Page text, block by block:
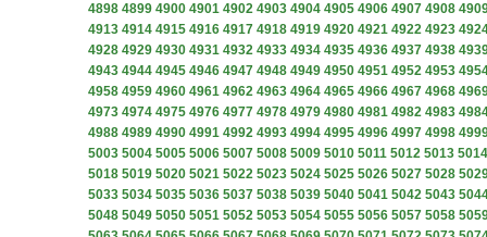
4898 4899 4900 4901 4902 4903 4904 4905 4906 4907 4908
4913 4914 4915 4916 4917 4918 4919 4920 4921 4922 4923
4928 4929 4930 4931 4932 4933 4934 4935 4936 4937 4938
4943 4944 4945 4946 4947 4948 4949 4950 4951 4952 4953
4958 4959 4960 4961 4962 4963 4964 4965 4966 4967 4968
4973 4974 4975 4976 4977 4978 4979 4980 4981 4982 4983
4988 4989 4990 4991 4992 4993 4994 4995 4996 4997 4998
5003 5004 5005 5006 5007 5008 5009 5010 5011 5012 5013 5014
5018 5019 5020 5021 5022 5023 5024 5025 5026 5027 5028
5033 5034 5035 5036 5037 5038 5039 5040 5041 5042 5043
5048 5049 5050 5051 5052 5053 5054 5055 5056 5057 5058